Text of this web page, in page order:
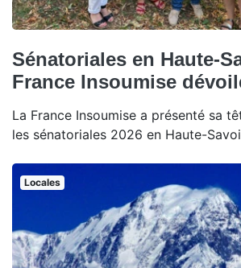
Sénatoriales en Haute-
France Insoumise
La France Insoumise a présenté sa
les sénatoriales 2026 en Haute-
Locales